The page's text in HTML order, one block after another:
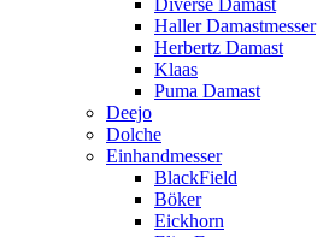
Diverse Damast
Haller Damastmesser
Herbertz Damast
Klaas
Puma Damast
Deejo
Dolche
Einhandmesser
BlackField
Böker
Eickhorn